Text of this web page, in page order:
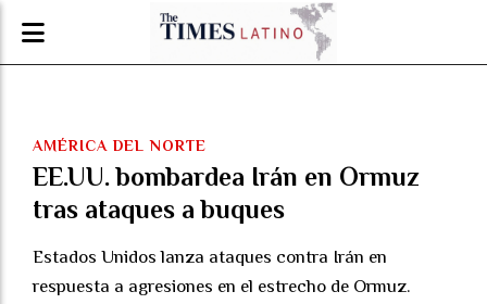
EE.UU. bombardea Irán en Ormuz
tras ataques a buques
Estados Unidos lanza ataques contra Irán en
respuesta a agresiones en el estrecho de Ormuz.
AMÉRICA DEL NORTE